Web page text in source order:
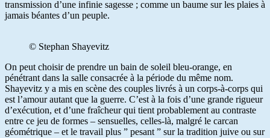
transmission d’une infinie sagesse ; comme un baume sur les plaies à
jamais béantes d’un peuple.
© Stephan Shayevitz
On peut choisir de prendre un bain de soleil bleu-orange, en
pénétrant dans la salle consacrée à la période du même nom.
Shayevitz y a mis en scène des couples livrés à un corps-à-corps qui
est l’amour autant que la guerre. C’est à la fois d’une grande rigueur
d’exécution, et d’une fraîcheur qui tient probablement au contraste
entre ce jeu de formes – sensuelles, celles-là, malgré le carcan
géométrique – et le travail plus ” pesant ” sur la tradition juive ou sur